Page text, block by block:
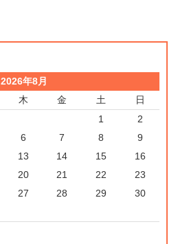
2026年8月
木 金 土
日
1
2
6 7 8
9
13 14 15
16
20 21 22
23
27 28 29
30